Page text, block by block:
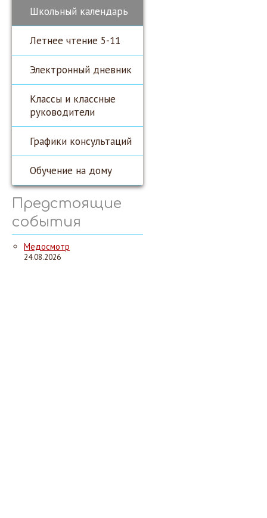
Школьный календарь
Летнее чтение 5-11
Электронный дневник
Классы и классные
руководители
Графики консультаций
Обучение на дому
Предстоящие
события
Медосмотр
24.08.2026